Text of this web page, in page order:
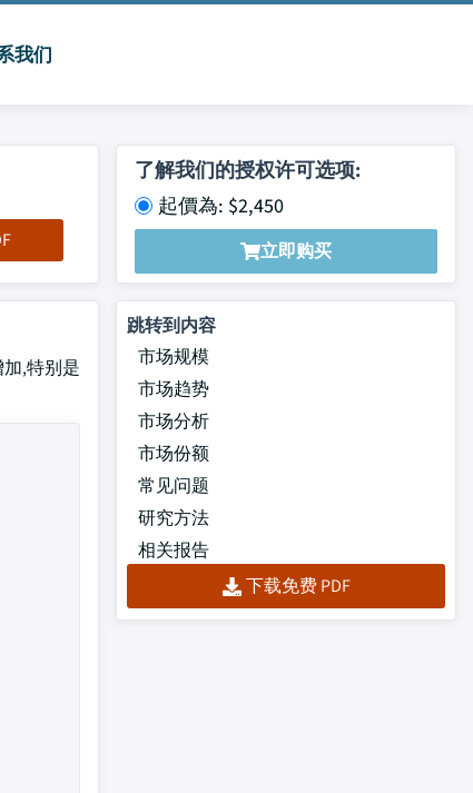
我们
了解我们的授权许可选项:
起價為: $2,450
立即购买
,特别是
跳转到内容
市场规模
市场趋势
市场分析
市场份额
常见问题
研究方法
相关报告
下载免费 PDF